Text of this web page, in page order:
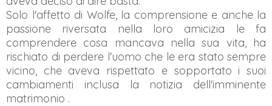
Solo l'affetto di Wolfe, la comprensione e anche la
passione riversata nella loro amicizia le fa
comprendere cosa mancava nella sua vita, ha
rischiato di perdere l'uomo che le era stato sempre
vicino, che aveva rispettato e sopportato i suoi
cambiamenti inclusa la notizia dell'imminente
matrimonio .